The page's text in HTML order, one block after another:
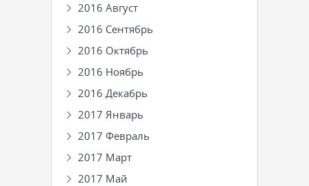
2016 Август
2016 Сентябрь
2016 Октябрь
2016 Ноябрь
2016 Декабрь
2017 Январь
2017 Февраль
2017 Март
2017 Май